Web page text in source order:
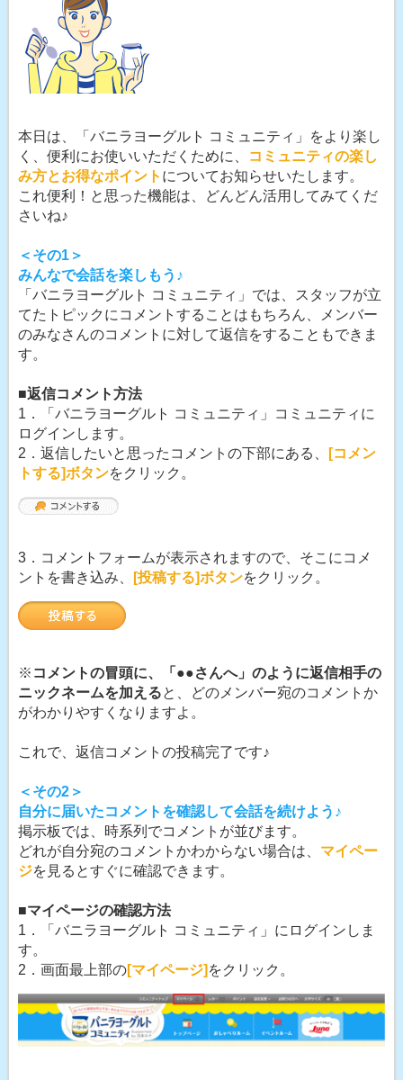
本日は、「バニラヨーグルト コミュニティ」をより楽し
く、便利にお使いいただくために、
コミュニティの楽し
み方とお得なポイント についてお知らせいたします。
これ便利！と思った機能は、どんどん活用してみてくだ
さいね♪
＜その1＞
みんなで会話を楽しもう♪
「バニラヨーグルト コミュニティ」では、スタッフが立
てたトピックにコメントすることはもちろん、メンバー
のみなさんのコメントに対して返信をすることもできま
す。
■返信コメント方法
1．「バニラヨーグルト コミュニティ」コミュニティに
ログインします。
2．返信したいと思ったコメントの下部にある、
[コメン
トする]ボタンをクリック。
3．コメントフォームが表示されますので、そこにコメ
ントを書き込み、
[投稿する]ボタンをクリック。
※ コメントの冒頭に、「●●さんへ」のように返信相手の
ニックネームを加えると、どのメンバー宛のコメントか
がわかりやすくなりますよ。
これで、返信コメントの投稿完了です♪
＜その2＞
自分に届いたコメントを確認して会話を続けよう♪
掲示板では、時系列でコメントが並びます。
どれが自分宛のコメントかわからない場合は、 マイペー
ジを見るとすぐに確認できます。
■マイページの確認方法
1．「バニラヨーグルト コミュニティ」にログインしま
す。
2．画面最上部の[マイページ] をクリック。